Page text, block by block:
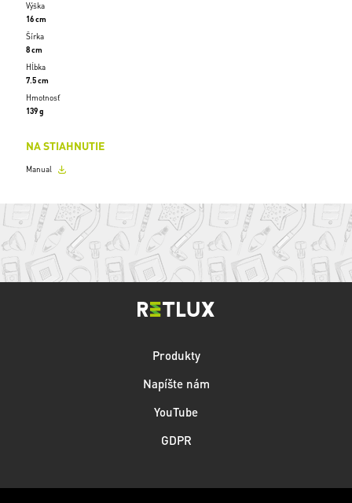
Výška
16 cm
Šírka
8 cm
Hĺbka
7.5 cm
Hmotnosť
139 g
NA STIAHNUTIE
Manual
Produkty
Napíšte nám
YouTube
GDPR